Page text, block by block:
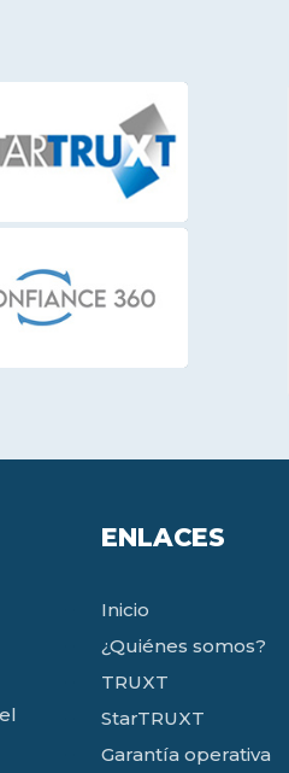
ENLACES
Inicio
¿Quiénes somos?
TRUXT
StarTRUXT
Garantía operativa